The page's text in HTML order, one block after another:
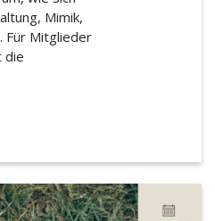
Mimik,
Für Mitglieder
die